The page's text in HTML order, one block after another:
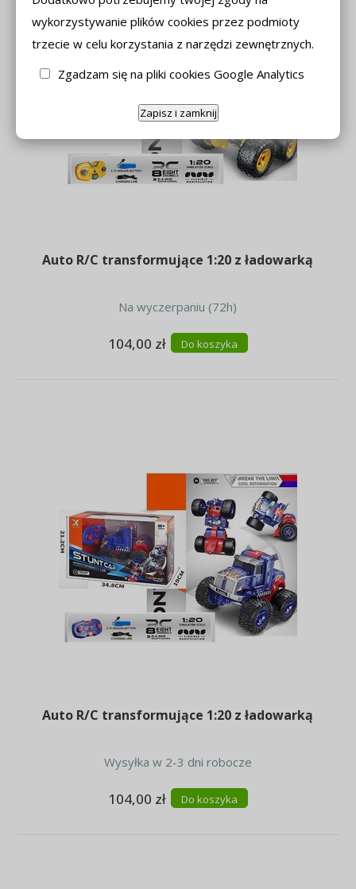
wykorzystywanie plików cookies przez podmioty
trzecie w celu korzystania z narzędzi zewnętrznych.
Zgadzam się na pliki cookies Google Analytics
Zapisz i zamknij
Auto R/C transformujące 1:20 z ładowarką
Na wyczerpaniu (72h)
104,00 zł Do koszyka
Auto R/C transformujące 1:20 z ładowarką
Wysyłka w 2-3 dni robocze
104,00 zł Do koszyka